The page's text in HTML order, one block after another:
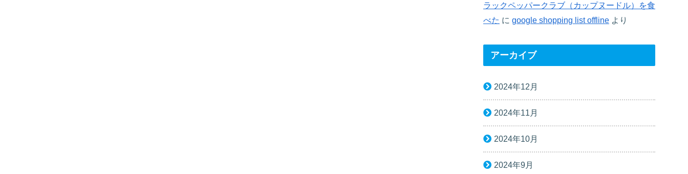
ラックペッパークラブ（カップヌードル）を食
べた に google shopping list offline より
アーカイブ
2024年12月
2024年11月
2024年10月
2024年9月